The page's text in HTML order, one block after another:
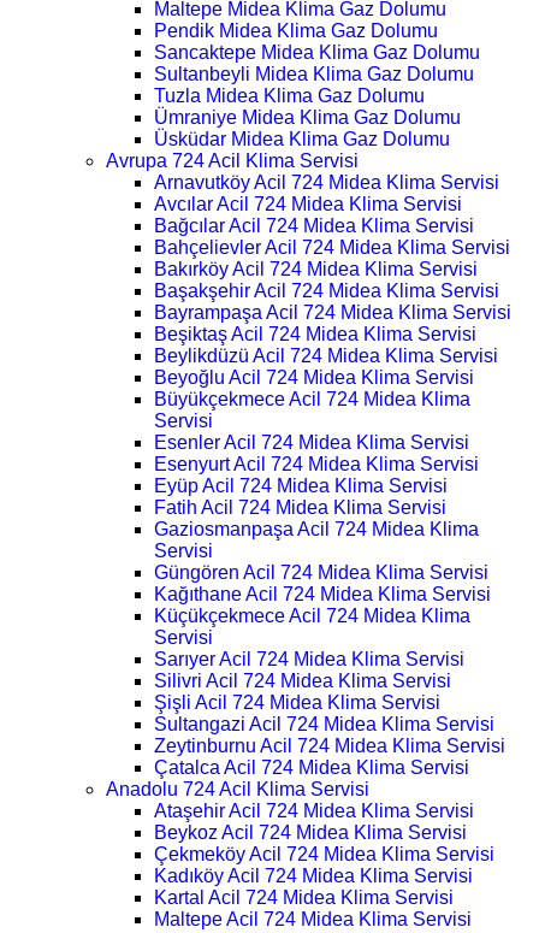
Maltepe Midea Klima Gaz Dolumu
Pendik Midea Klima Gaz Dolumu
Sancaktepe Midea Klima Gaz Dolumu
Sultanbeyli Midea Klima Gaz Dolumu
Tuzla Midea Klima Gaz Dolumu
Ümraniye Midea Klima Gaz Dolumu
Üsküdar Midea Klima Gaz Dolumu
Avrupa 724 Acil Klima Servisi
Arnavutköy Acil 724 Midea Klima Servisi
Avcılar Acil 724 Midea Klima Servisi
Bağcılar Acil 724 Midea Klima Servisi
Bahçelievler Acil 724 Midea Klima Servisi
Bakırköy Acil 724 Midea Klima Servisi
Başakşehir Acil 724 Midea Klima Servisi
Bayrampaşa Acil 724 Midea Klima Servisi
Beşiktaş Acil 724 Midea Klima Servisi
Beylikdüzü Acil 724 Midea Klima Servisi
Beyoğlu Acil 724 Midea Klima Servisi
Büyükçekmece Acil 724 Midea Klima
Servisi
Esenler Acil 724 Midea Klima Servisi
Esenyurt Acil 724 Midea Klima Servisi
Eyüp Acil 724 Midea Klima Servisi
Fatih Acil 724 Midea Klima Servisi
Gaziosmanpaşa Acil 724 Midea Klima
Servisi
Güngören Acil 724 Midea Klima Servisi
Kağıthane Acil 724 Midea Klima Servisi
Küçükçekmece Acil 724 Midea Klima
Servisi
Sarıyer Acil 724 Midea Klima Servisi
Silivri Acil 724 Midea Klima Servisi
Şişli Acil 724 Midea Klima Servisi
Sultangazi Acil 724 Midea Klima Servisi
Zeytinburnu Acil 724 Midea Klima Servisi
Çatalca Acil 724 Midea Klima Servisi
Anadolu 724 Acil Klima Servisi
Ataşehir Acil 724 Midea Klima Servisi
Beykoz Acil 724 Midea Klima Servisi
Çekmeköy Acil 724 Midea Klima Servisi
Kadıköy Acil 724 Midea Klima Servisi
Kartal Acil 724 Midea Klima Servisi
Maltepe Acil 724 Midea Klima Servisi